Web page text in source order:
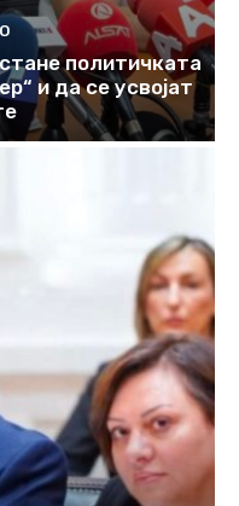
политичката
и да се усвојат